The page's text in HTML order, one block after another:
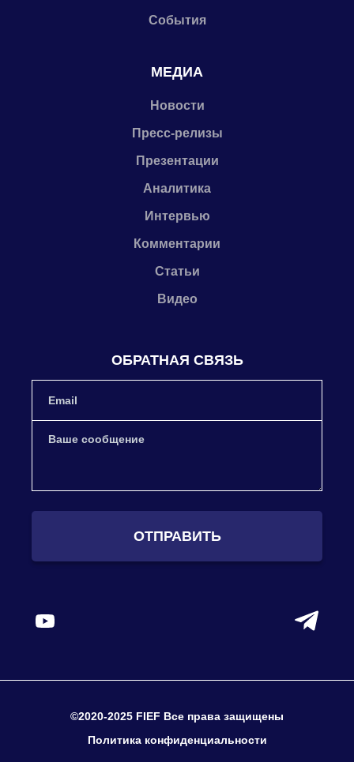
События
МЕДИА
Новости
Пресс-релизы
Презентации
Аналитика
Интервью
Комментарии
Статьи
Видео
ОБРАТНАЯ СВЯЗЬ
ОТПРАВИТЬ
©2020-2025 FIEF Все права защищены
Политика конфиденциальности